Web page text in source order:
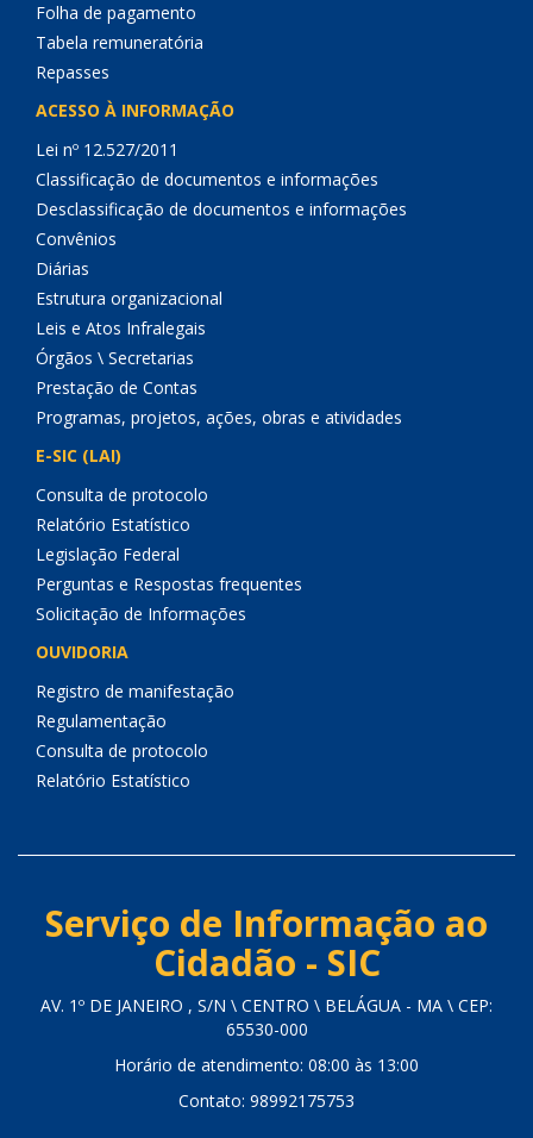
Folha de pagamento
Tabela remuneratória
Repasses
ACESSO À INFORMAÇÃO
Lei nº 12.527/2011
Classificação de documentos e informações
Desclassificação de documentos e informações
Convênios
Diárias
Estrutura organizacional
Leis e Atos Infralegais
Órgãos \ Secretarias
Prestação de Contas
Programas, projetos, ações, obras e atividades
E-SIC (LAI)
Consulta de protocolo
Relatório Estatístico
Legislação Federal
Perguntas e Respostas frequentes
Solicitação de Informações
OUVIDORIA
Registro de manifestação
Regulamentação
Consulta de protocolo
Relatório Estatístico
Serviço de Informação ao
Cidadão - SIC
AV. 1º DE JANEIRO , S/N \ CENTRO \ BELÁGUA - MA \ CEP:
65530-000
Horário de atendimento: 08:00 às 13:00
Contato: 98992175753